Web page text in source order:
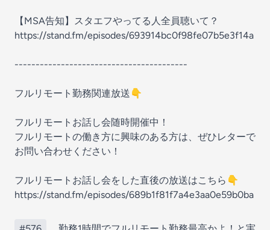
【MSA告知】スタエフやってる人全員聴いて？
https://stand.fm/episodes/693914bc0f98fe07b5e3f14a
-----------------------------------------
フルリモート勤務関連放送👇
フルリモートお話し会随時開催中！
フルリモートの働き方に興味のある方は、ぜひレターで
お問い合わせください！
フルリモートお話し会をした直後の放送はこちら👇
https://stand.fm/episodes/689b1f81f7a4e3aa0e59b0ba